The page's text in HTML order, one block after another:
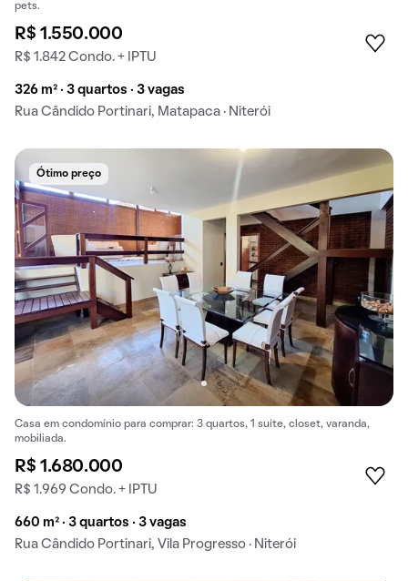
pets.
R$ 1.550.000
R$ 1.842 Condo. + IPTU
326 m² · 3 quartos · 3 vagas
Rua Cândido Portinari, Matapaca · Niterói
Ótimo preço
Casa em condomínio para comprar: 3 quartos, 1 suíte, closet, varanda,
mobiliada.
R$ 1.680.000
R$ 1.969 Condo. + IPTU
660 m² · 3 quartos · 3 vagas
Rua Cândido Portinari, Vila Progresso · Niterói